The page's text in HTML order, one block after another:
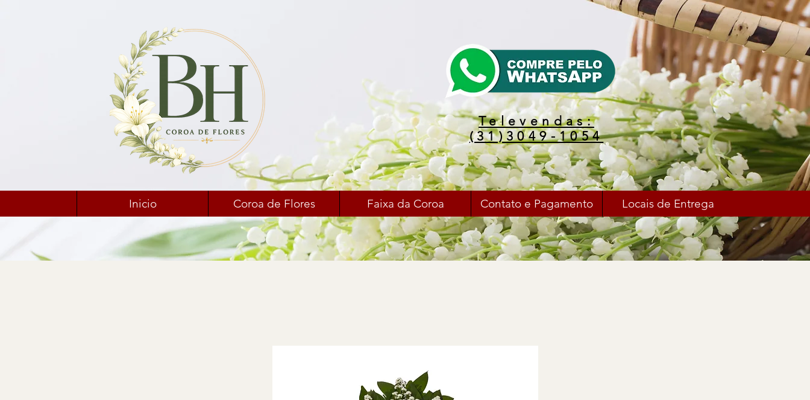
Televendas:
(31)3049-1054
Inicio Coroa de Flores Faixa da Coroa Contato e Pagamento Locais de Entrega